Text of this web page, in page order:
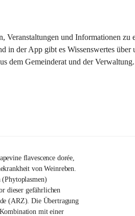
und Informationen
der App gibt es Wissenswertes über
dem Gemeinderat und der Verwaltung.
flavescence dorée,
von Weinreben.
dieser gefährlichen
(ARZ). Die Übertragung
mit einer